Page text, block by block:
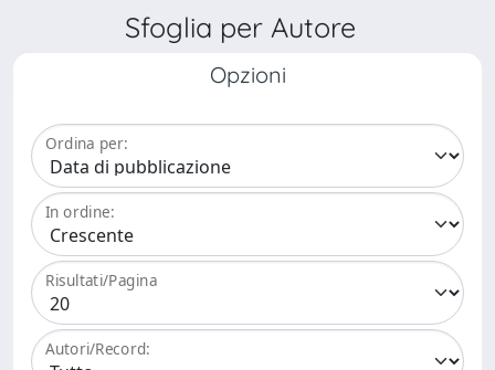
Sfoglia per Autore
Opzioni
Ordina per:
In ordine:
Risultati/Pagina
Autori/Record: